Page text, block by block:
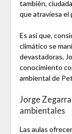
también,
que atraviesa el
Es así que,
climático se
devastadoras,
conocimiento
ambiental de
Jorge
ambientales
Las aulas